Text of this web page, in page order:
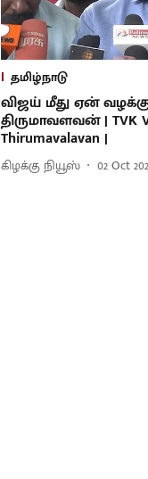
தமிழ்நாடு
விஜய் மீது ஏன்
திருமாவளவன் | TVK
Thirumavalavan |
கிழக்கு நியூஸ் 02 Oct